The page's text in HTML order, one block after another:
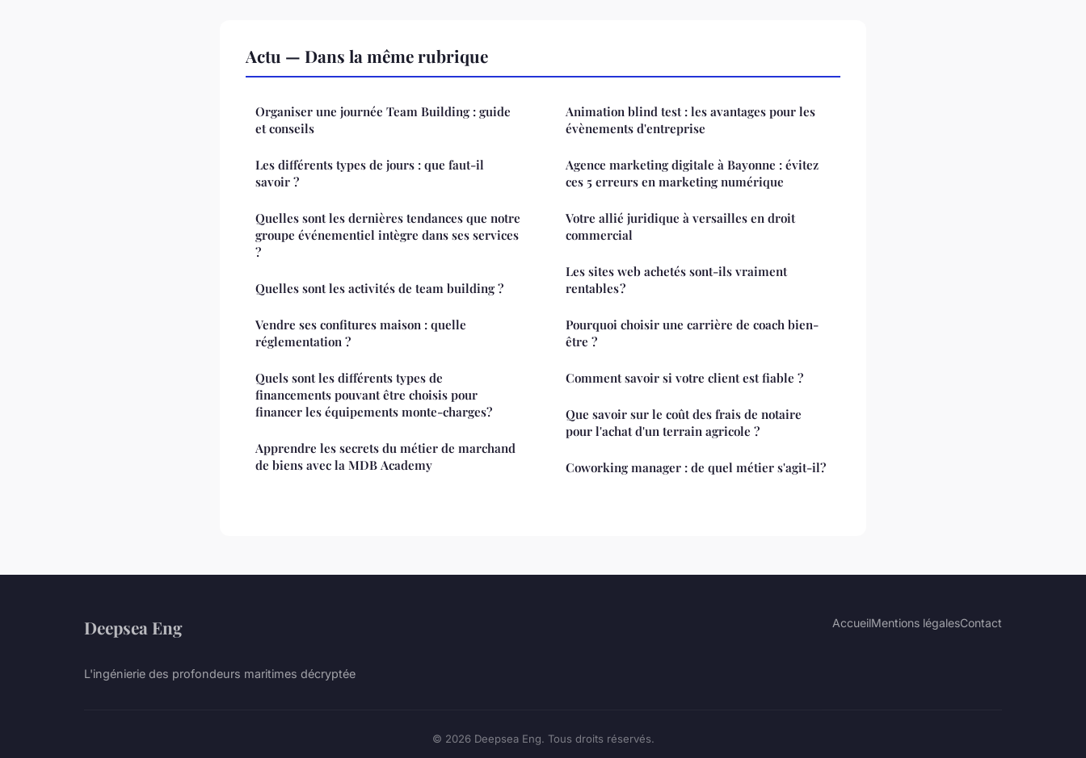
Actu — Dans la même rubrique
Organiser une journée Team Building : guide
et conseils
Les différents types de jours : que faut-il
savoir ?
Quelles sont les dernières tendances que notre
groupe événementiel intègre dans ses services
?
Quelles sont les activités de team building ?
Vendre ses confitures maison : quelle
réglementation ?
Quels sont les différents types de
financements pouvant être choisis pour
financer les équipements monte-charges?
Apprendre les secrets du métier de marchand
de biens avec la MDB Academy
Animation blind test : les avantages pour les
évènements d'entreprise
Agence marketing digitale à Bayonne : évitez
ces 5 erreurs en marketing numérique
Votre allié juridique à versailles en droit
commercial
Les sites web achetés sont-ils vraiment
rentables ?
Pourquoi choisir une carrière de coach bien-
être ?
Comment savoir si votre client est fiable ?
Que savoir sur le coût des frais de notaire
pour l'achat d'un terrain agricole ?
Coworking manager : de quel métier s'agit-il?
Deepsea Eng
L'ingénierie des profondeurs maritimes décryptée
AccueilMentions légalesContact
© 2026 Deepsea Eng. Tous droits réservés.